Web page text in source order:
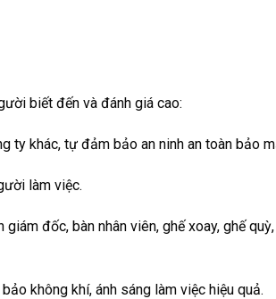
biết đến và đánh giá cao:
ty khác, tự đảm bảo an ninh an toàn bảo
làm việc.
đốc, bàn nhân viên, ghế xoay, ghế
không khí, ánh sáng làm việc hiệu quả.